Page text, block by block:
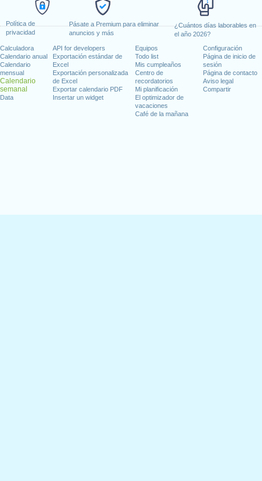
Política de
privacidad
Pásate a Premium para eliminar
anuncios y más
¿Cuántos días laborables en
el año 2026?
Calculadora
Calendario anual
Calendario
mensual
Calendario
semanal
Data
API for developers
Exportación estándar de
Excel
Exportación personalizada
de Excel
Exportar calendario PDF
Insertar un widget
Equipos
Todo list
Mis cumpleaños
Centro de
recordatorios
Mi planificación
El optimizador de
vacaciones
Café de la mañana
Configuración
Página de inicio de
sesión
Página de contacto
Aviso legal
Compartir